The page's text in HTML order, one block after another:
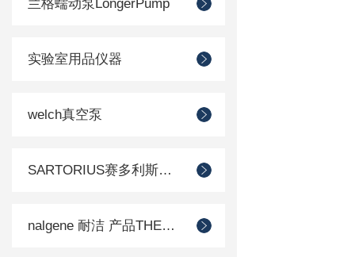
兰格蠕动泵LongerPump
实验室用品仪器
welch真空泵
SARTORIUS赛多利斯德国
nalgene 耐洁 产品THERMO 赛默飞